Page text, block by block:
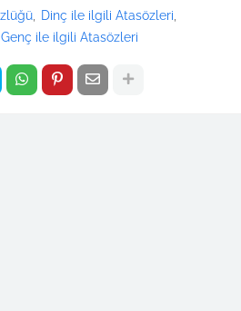
Dinç ile ilgili Atasözleri
Genç ile ilgili Atasözleri